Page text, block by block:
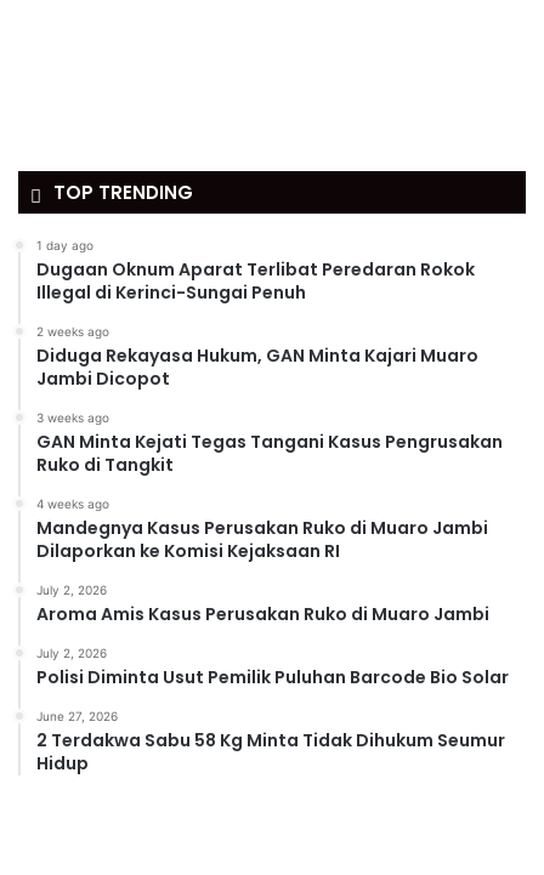
TOP TRENDING
1 day ago
Dugaan Oknum Aparat Terlibat Peredaran Rokok
Illegal di Kerinci-Sungai Penuh
2 weeks ago
Diduga Rekayasa Hukum, GAN Minta Kajari Muaro
Jambi Dicopot
3 weeks ago
GAN Minta Kejati Tegas Tangani Kasus Pengrusakan
Ruko di Tangkit
4 weeks ago
Mandegnya Kasus Perusakan Ruko di Muaro Jambi
Dilaporkan ke Komisi Kejaksaan RI
July 2, 2026
Aroma Amis Kasus Perusakan Ruko di Muaro Jambi
July 2, 2026
Polisi Diminta Usut Pemilik Puluhan Barcode Bio Solar
June 27, 2026
2 Terdakwa Sabu 58 Kg Minta Tidak Dihukum Seumur
Hidup